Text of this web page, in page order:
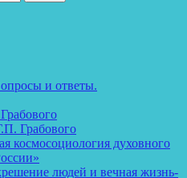
и ответы.
Грабового
космосоциология духовного
людей и вечная жизнь-